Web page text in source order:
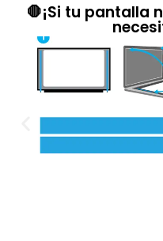
🛑¡Si tu pantalla